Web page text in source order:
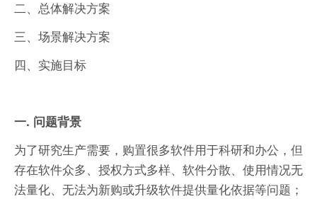
二、总体解决方案
三、场景解决方案
四、实施目标
一. 问题背景
为了研究生产需要，购置很多软件用于科研和办公，但
存在软件众多、授权方式多样、软件分散、使用情况无
法量化、无法为新购或升级软件提供量化依据等问题；